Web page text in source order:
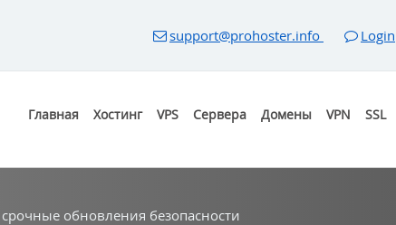
support@prohoster.info Login
Главная Хостинг VPS Сервера Домены VPN SSL
обновления безопасности